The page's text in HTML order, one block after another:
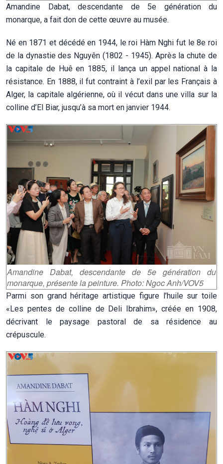
Amandine Dabat, descendante de 5e génération du
monarque, a fait don de cette œuvre au musée.
Né en 1871 et décédé en 1944, le roi Hàm Nghi fut le 8e roi
de la dynastie des Nguyên (1802 - 1945). Après la chute de
la capitale de Huê en 1885, il lança un appel national à la
résistance. En 1888, il fut contraint à l’exil par les Français à
Alger, la capitale algérienne, où il vécut dans une villa sur la
colline d’El Biar, jusqu’à sa mort en janvier 1944.
Amandine Dabat, descendante de 5e génération du
monarque, présente la peinture. Photo: Ngoc Anh/VOV5
Parmi son grand héritage artistique figure l’huile sur toile
«Les pentes de colline de Deli Ibrahim», créée en 1908,
décrivant le paysage pastoral de sa résidence au
crépuscule.